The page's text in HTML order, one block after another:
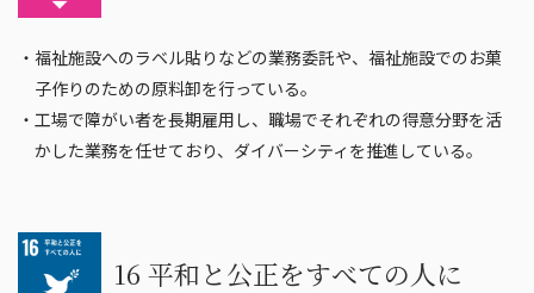
・福祉施設へのラベル貼りなどの業務委託や、福祉施設でのお菓
子作りのための原料卸を行っている。
・工場で障がい者を長期雇用し、職場でそれぞれの得意分野を活
かした業務を任せており、ダイバーシティを推進している。
16 平和と公正をすべての人に